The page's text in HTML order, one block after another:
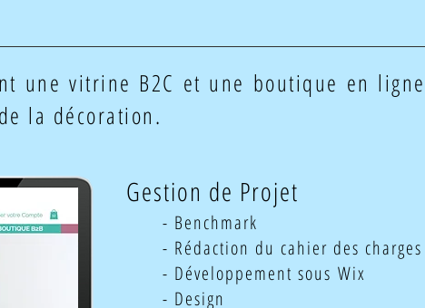
Gestion de Projet
- Benchmark
- Rédaction du cahier des charges
- Développement sous Wix
- Design
une vitrine B2C et une boutique en ligne
la décoration.